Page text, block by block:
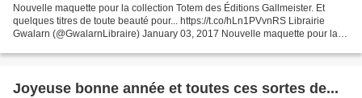
Nouvelle maquette pour la collection Totem des Éditions Gallmeister. Et
quelques titres de toute beauté pour... https://t.co/hLn1PVvnRS Librairie
Gwalarn (@GwalarnLibraire) January 03, 2017 Nouvelle maquette pour la
Joyeuse bonne année et toutes ces sortes de...